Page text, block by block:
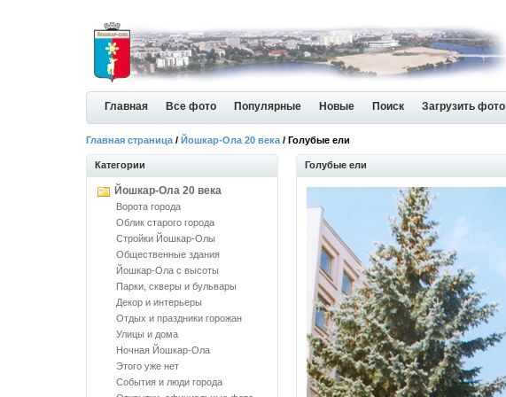
Главная Все фото Популярные Новые Поиск Загрузить фото
Главная страница / Йошкар-Ола 20 века / Голубые ели
Категории
Йошкар-Ола 20 века
Ворота города
Облик старого города
Стройки Йошкар-Олы
Общественные здания
Йошкар-Ола с высоты
Парки, скверы и бульвары
Декор и интерьеры
Отдых и праздники горожан
Улицы и дома
Ночная Йошкар-Ола
Этого уже нет
События и люди города
Голубые ели